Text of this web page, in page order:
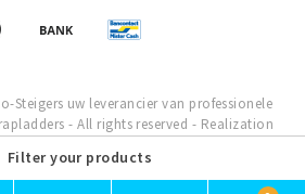
Steigers uw leverancier van professionele
- All rights reserved - Realization
Filter your products